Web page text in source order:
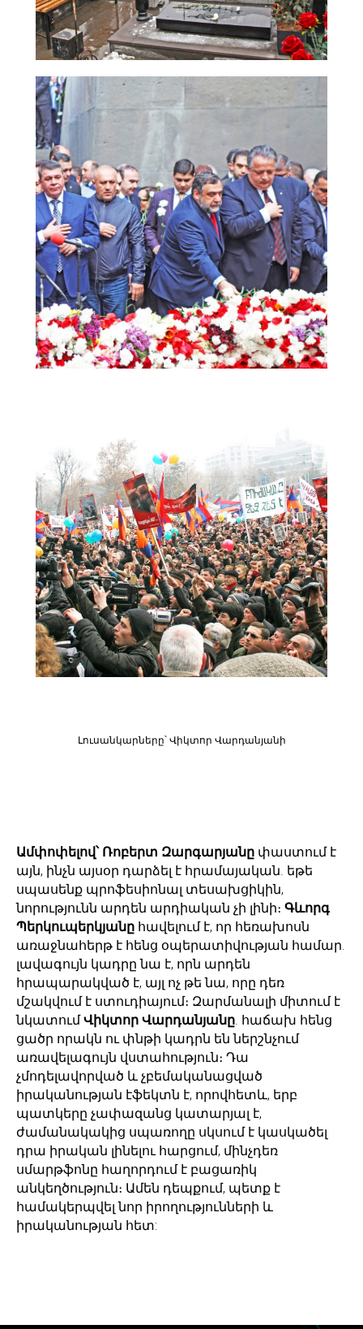
Լուսանկարները՝ Վիկտոր Վարդանյանի
Ամփոփելով՝ Ռոբերտ Զարգարյանը փաստում է
այն, ինչն այսօր դարձել է հրամայական. եթե
սպասենք պրոֆեսիոնալ տեսախցիկին,
նորությունն արդեն արդիական չի լինի։ Գևորգ
Պերկուպերկյանը հավելում է, որ հեռախոսն
առաջնահերթ է հենց օպերատիվության համար.
լավագույն կադրը նա է, որն արդեն
հրապարակված է, այլ ոչ թե նա, որը դեռ
մշակվում է ստուդիայում։ Զարմանալի միտում է
նկատումՎիկտոր Վարդանյանը. հաճախ հենց
ցածր որակն ու փնթի կադրն են ներշնչում
առավելագույն վստահություն։ Դա
չմոդելավորված և չբեմականացված
իրականության էֆեկտն է, որովհետև, երբ
պատկերը չափազանց կատարյալ է,
ժամանակակից սպառողը սկսում է կասկածել
դրա իրական լինելու հարցում, մինչդեռ
սմարթֆոնը հաղորդում է բացառիկ
անկեղծություն։ Ամեն դեպքում, պետք է
համակերպվել նոր իրողությունների և
իրականության հետ: